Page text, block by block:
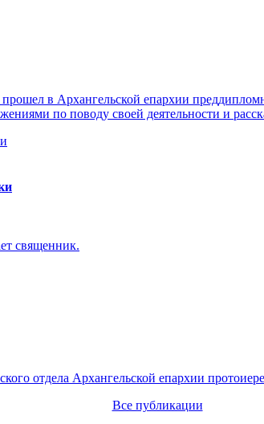
в Архангельской епархии
по поводу своей деятельности и
священник.
отдела Архангельской епархии
Все публикации